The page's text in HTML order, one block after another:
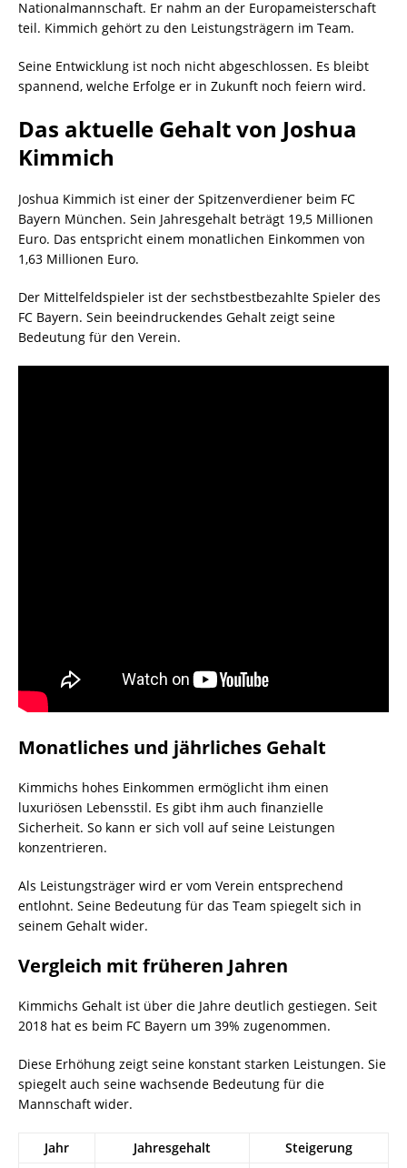
Nationalmannschaft. Er nahm an der Europameisterschaft
teil. Kimmich gehört zu den Leistungsträgern im Team.
Seine Entwicklung ist noch nicht abgeschlossen. Es bleibt
spannend, welche Erfolge er in Zukunft noch feiern wird.
Das aktuelle Gehalt von Joshua
Kimmich
Joshua Kimmich ist einer der Spitzenverdiener beim FC
Bayern München. Sein Jahresgehalt beträgt 19,5 Millionen
Euro. Das entspricht einem monatlichen Einkommen von
1,63 Millionen Euro.
Der Mittelfeldspieler ist der sechstbestbezahlte Spieler des
FC Bayern. Sein beeindruckendes Gehalt zeigt seine
Bedeutung für den Verein.
Monatliches und jährliches Gehalt
Kimmichs hohes Einkommen ermöglicht ihm einen
luxuriösen Lebensstil. Es gibt ihm auch finanzielle
Sicherheit. So kann er sich voll auf seine Leistungen
konzentrieren.
Als Leistungsträger wird er vom Verein entsprechend
entlohnt. Seine Bedeutung für das Team spiegelt sich in
seinem Gehalt wider.
Vergleich mit früheren Jahren
Kimmichs Gehalt ist über die Jahre deutlich gestiegen. Seit
2018 hat es beim FC Bayern um 39% zugenommen.
Diese Erhöhung zeigt seine konstant starken Leistungen. Sie
spiegelt auch seine wachsende Bedeutung für die
Mannschaft wider.
Jahr Jahresgehalt
Steigerung